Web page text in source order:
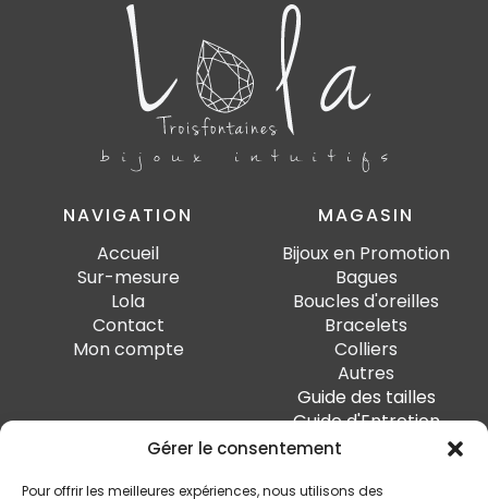
Gérer le consentement
Pour offrir les meilleures expériences, nous utilisons des
NAVIGATION
Accueil
Sur-mesure
Lola
Contact
Mon compte
MAGASIN
Bijoux en Promotion
Bagues
Boucles d'oreilles
Bracelets
Colliers
Autres
Guide des tailles
Guide d'Entretien